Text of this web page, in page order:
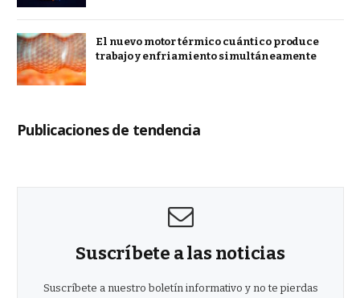
El nuevo motor térmico cuántico produce
trabajo y enfriamiento simultáneamente
Publicaciones de tendencia
Suscríbete a las noticias
Suscríbete a nuestro boletín informativo y no te pierdas